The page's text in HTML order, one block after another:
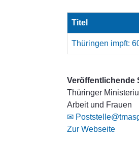
Titel
Thüringen impft:
Veröffentlichende
Thüringer
Arbeit und Frauen
✉
Zur Webseite